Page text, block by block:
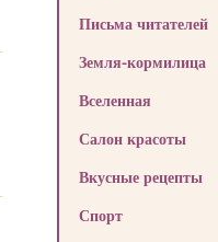
Письма читателей
Земля-кормилица
Вселенная
Салон красоты
Вкусные рецепты
Спорт